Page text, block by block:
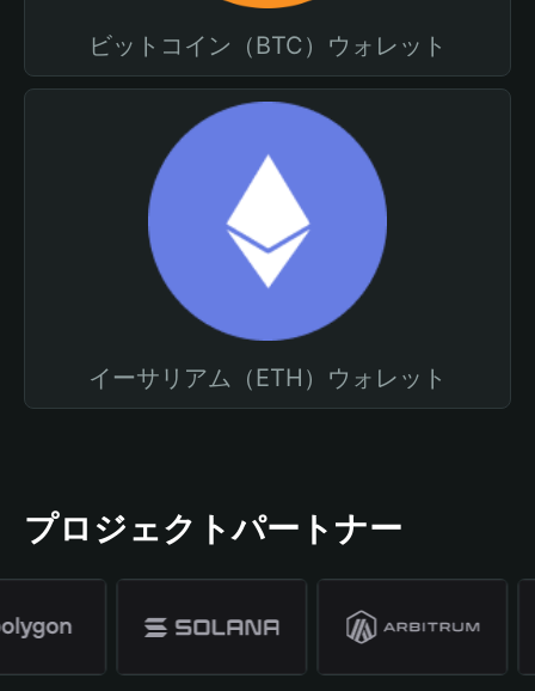
ビットコイン（BTC）ウォレット
イーサリアム（ETH）ウォレット
プロジェクトパートナー